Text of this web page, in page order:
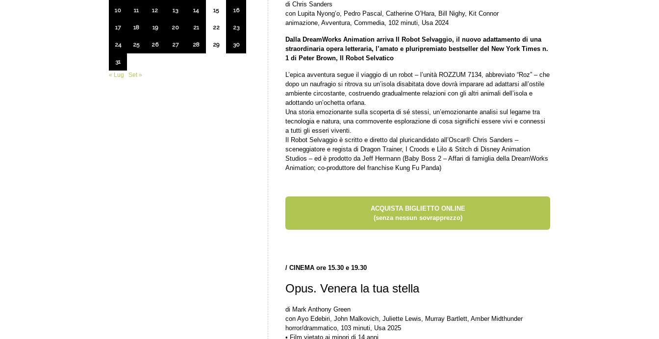
di Chris Sanders
con Lupita Nyong’o, Pedro Pascal, Catherine O’Hara, Bill Nighy, Kit Connor
animazione, Avventura, Commedia, 102 minuti, Usa 2024
Dalla DreamWorks Animation arriva Il Robot Selvaggio, il nuovo adattamento di una
straordinaria opera letteraria, l’amato e pluripremiato bestseller del New York Times n.
1 di Peter Brown, Il Robot Selvatico
L’epica avventura segue il viaggio di un robot – l’unità ROZZUM 7134, abbreviato “Roz” – che
dopo un naufragio si ritrova su un’isola disabitata dove dovrà imparare ad adattarsi all’ostile
ambiente circostante, costruendo gradualmente relazioni con gli altri animali dell’isola e
adottando un’ochetta orfana.
Una storia emozionante sulla scoperta di sé stessi, un’emozionante analisi sul legame tra
tecnologia e natura, una commovente esplorazione di cosa significhi essere vivi e connessi
a tutti gli esseri viventi.
Il Robot Selvaggio è scritto e diretto dal pluricandidato all’Oscar® Chris Sanders –
sceneggiatore e regista di Dragon Trainer, I Croods e Lilo & Stitch di Disney Animation
Studios – ed è prodotto da Jeff Hermann (Baby Boss 2 – Affari di famiglia della DreamWorks
Animation; co-produttore del franchise Kung Fu Panda)
ACQUISTA BIGLIETTO ONLINE
(senza nessun sovrapprezzo)
/ CINEMA ore 15.30 e 19.30
Opus. Venera la tua stella
di Mark Anthony Green
con Ayo Edebiri, John Malkovich, Juliette Lewis, Murray Bartlett, Amber Midthunder
horror/drammatico, 103 minuti, Usa 2025
• Film vietato ai minori di 14 anni
10 11 12 13 14 15 16
17 18 19 20 21 22 23
24 25 26 27 28 29 30
31
« Lug
Set »